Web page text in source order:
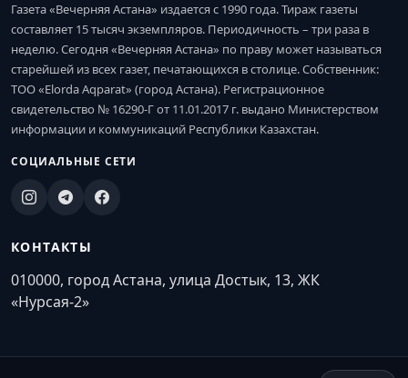
Газета «Вечерняя Астана» издается с 1990 года. Тираж газеты
составляет 15 тысяч экземпляров. Периодичность – три раза в
неделю. Сегодня «Вечерняя Астана» по праву может называться
старейшей из всех газет, печатающихся в столице. Собственник:
ТОО «Elorda Aqparat» (город Астана). Регистрационное
свидетельство № 16290-Г от 11.01.2017 г. выдано Министерством
информации и коммуникаций Республики Казахстан.
СОЦИАЛЬНЫЕ СЕТИ
КОНТАКТЫ
010000, город Астана, улица Достык, 13, ЖК
«Нурсая-2»